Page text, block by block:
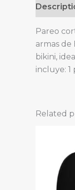
Pareo
armas de
bikini,
incluye:
Related